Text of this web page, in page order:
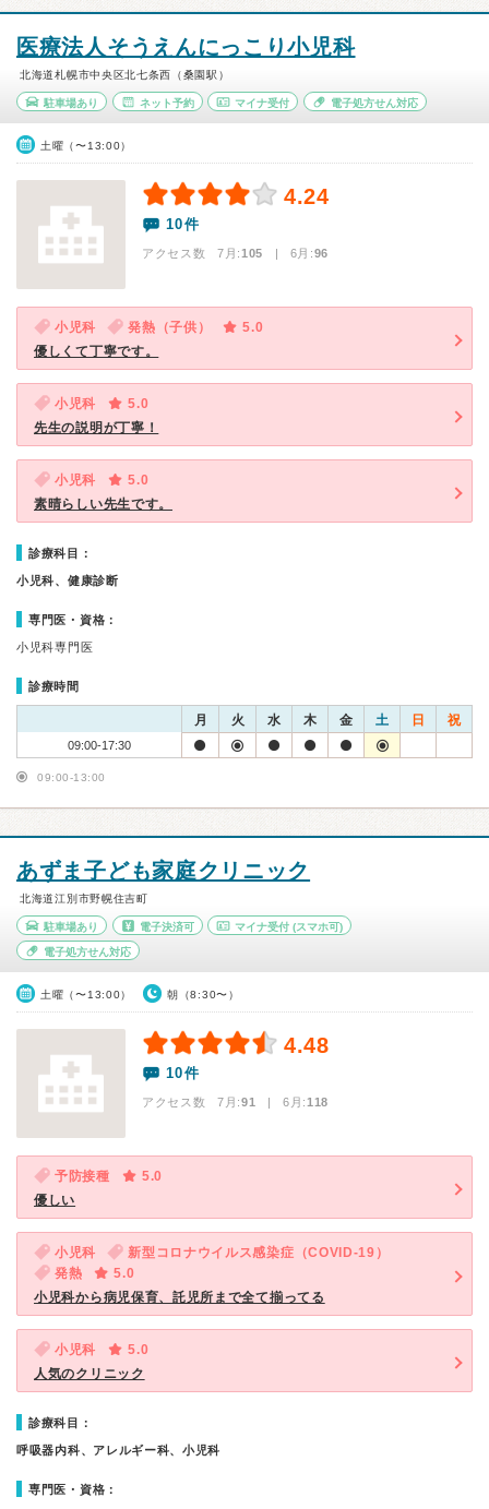
医療法人そうえんにっこり小児科
北海道札幌市中央区北七条西（桑園駅）
駐車場あり ネット予約 マイナ受付 電子処方せん対応
土曜（〜13:00）
4.24
10件
アクセス数 7月:105 | 6月:96
小児科 発熱（子供）
5.0
優しくて丁寧です。
小児科
5.0
先生の説明が丁寧！
小児科
5.0
素晴らしい先生です。
診療科目：
小児科、健康診断
専門医・資格：
小児科専門医
診療時間
月 火 水 木 金 土 日 祝
09:00-17:30
09:00-13:00
あずま子ども家庭クリニック
北海道江別市野幌住吉町
駐車場あり 電子決済可 マイナ受付 (スマホ可)
電子処方せん対応
土曜（〜13:00） 朝（8:30〜）
4.48
10件
アクセス数 7月:91 | 6月:118
予防接種
5.0
優しい
小児科
新型コロナウイルス感染症（COVID-19）
発熱
5.0
小児科から病児保育、託児所まで全て揃ってる
小児科
5.0
人気のクリニック
診療科目：
呼吸器内科、アレルギー科、小児科
専門医・資格：